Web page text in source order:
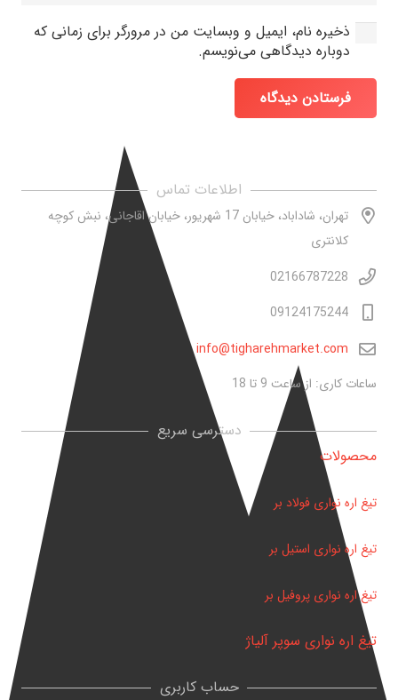
ذخیره نام، ایمیل و وبسایت من در مرورگر برای زمانی که
دوباره دیدگاهی می‌نویسم.
فرستادن دیدگاه
اطلاعات تماس
تهران، شاداباد، خیابان 17 شهریور، خیابان اقاجانی، نبش کوچه
کلانتری
02166787228
09124175244
info@tigharehmarket.com
ساعات کاری: از ساعت 9 تا 18
دسترسی سریع
محصولات
تیغ اره نواری فولاد بر
تیغ اره نواری استیل بر
تیغ اره نواری پروفیل بر
تیغ اره نواری سوپر آلیاژ
حساب کاربری